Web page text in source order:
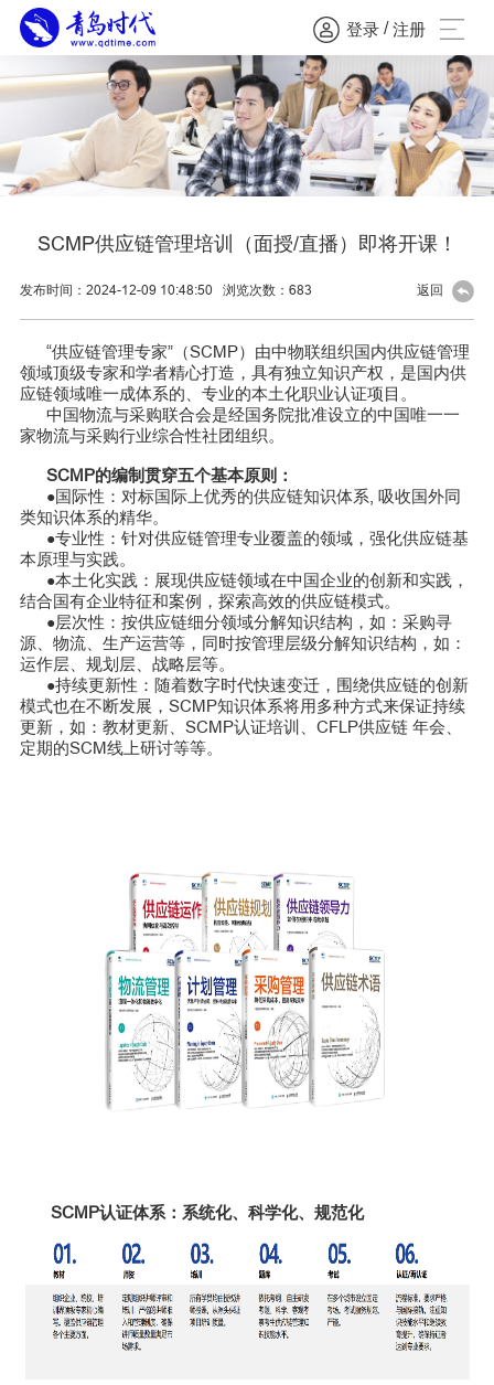
登录 / 注册
SCMP供应链管理培训（面授/直播）即将开课！
发布时间：2024-12-09 10:48:50 浏览次数： 683 返回
“供应链管理专家”（SCMP）由中物联组织国内供应链管理
领域顶级专家和学者精心打造，具有独立知识产权，是国内供
应链领域唯一成体系的、专业的本土化职业认证项目。
中国物流与采购联合会是经国务院批准设立的中国唯一一
家物流与采购行业综合性社团组织。
SCMP的编制贯穿五个基本原则：
●国际性：对标国际上优秀的供应链知识体系, 吸收国外同
类知识体系的精华。
●专业性：针对供应链管理专业覆盖的领域，强化供应链基
本原理与实践。
●本土化实践：展现供应链领域在中国企业的创新和实践，
结合国有企业特征和案例，探索高效的供应链模式。
●层次性：按供应链细分领域分解知识结构，如：采购寻
源、物流、生产运营等，同时按管理层级分解知识结构，如：
运作层、规划层、战略层等。
●持续更新性：随着数字时代快速变迁，围绕供应链的创新
模式也在不断发展，SCMP知识体系将用多种方式来保证持续
更新，如：教材更新、SCMP认证培训、CFLP供应链 年会、
定期的SCM线上研讨等等。
SCMP认证体系：系统化、科学化、规范化